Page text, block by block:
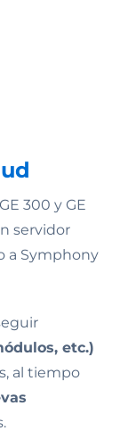
300 y GE
servidor
a Symphony
etc.)
al tiempo